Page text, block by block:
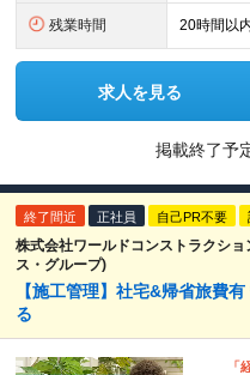
残業時間 20時間以
求人を見る
掲載終了予
終了間近 正社員 自己PR不要
株式会社ワールドコンストラクシ
ス・グループ)
【施工管理】社宅&帰省旅費
る
「